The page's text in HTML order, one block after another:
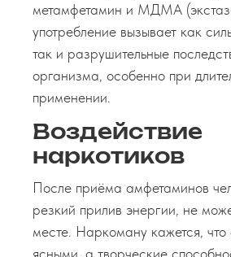
метамфетамин и МДМА
употребление вызывает как
так и разрушительные
организма, особенно при
применении.
Воздействие
наркотиков
После приёма амфетаминов
резкий прилив энергии, не
месте. Наркоману кажется, что
ясными, а творческие